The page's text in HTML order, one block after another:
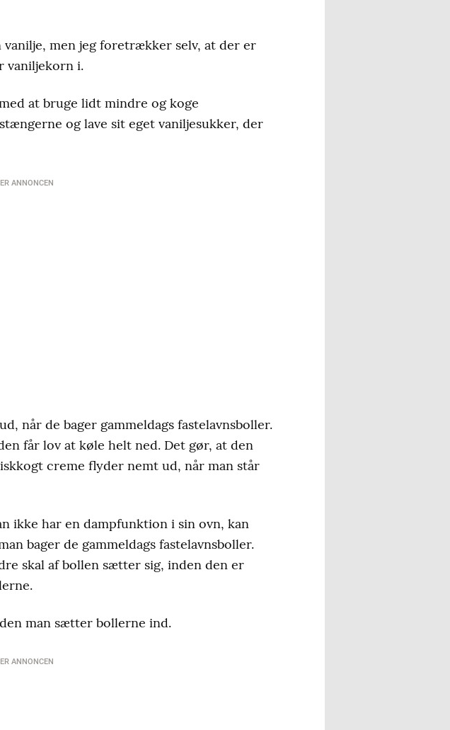
vanilje, men jeg foretrækker selv, at der er
vaniljekorn i.
at bruge lidt mindre og koge
og lave sit eget vaniljesukker, der
ANNONCEN
når de bager gammeldags fastelavnsboller.
får lov at køle helt ned. Det gør, at den
creme flyder nemt ud, når man står
ikke har en dampfunktion i sin ovn, kan
bager de gammeldags fastelavnsboller.
skal af bollen sætter sig, inden den er
man sætter bollerne ind.
ANNONCEN